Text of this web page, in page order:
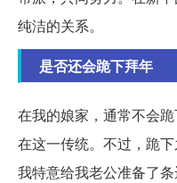
纯洁的关系。
是否还会跪下拜年
在我的娘家，通常不会
在这一传统。不过，跪
我特意给我老公准备了